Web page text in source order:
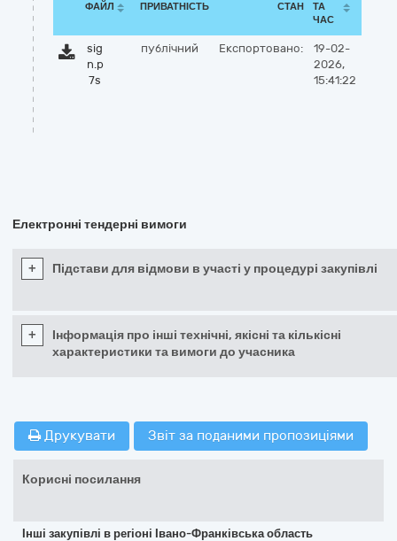
ФАЙЛ ПРИВАТНІСТЬ СТАН
ТА
ЧАС
sig
n.p
7s
публічний Експортовано:
19-02-
2026,
15:41:22
Електронні тендерні вимоги
+ Підстави для відмови в участі у процедурі закупівлі
+
Інформація про інші технічні, якісні та кількісні
характеристики та вимоги до учасника
Друкувати Звіт за поданими пропозиціями
Корисні посилання
Інші закупівлі в регіоні Івано-Франківська область